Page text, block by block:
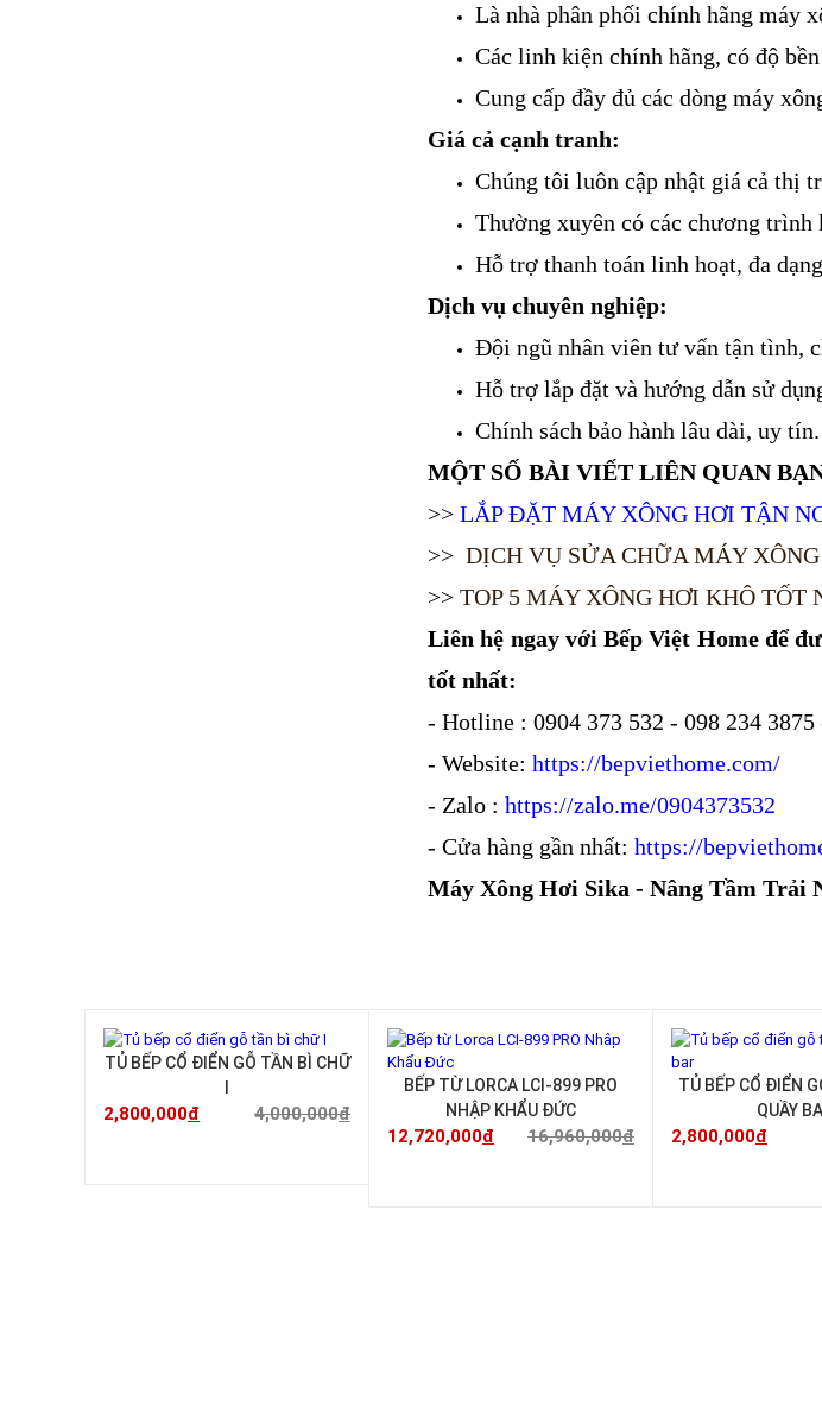
Là nhà phân phối chính hãng máy
Các linh kiện chính hãng, có độ
Cung cấp đầy đủ các dòng máy
Giá cả cạnh tranh:
Chúng tôi luôn cập nhật giá cả thị
Thường xuyên có các chương trình
Hỗ trợ thanh toán linh hoạt, đa
Dịch vụ chuyên nghiệp:
Đội ngũ nhân viên tư vấn tận tình,
Hỗ trợ lắp đặt và hướng dẫn sử
Chính sách bảo hành lâu dài, uy tín.
MỘT SỐ BÀI VIẾT LIÊN QUAN
>> LẮP ĐẶT MÁY XÔNG HƠI TẬN
>> DỊCH VỤ SỬA CHỮA MÁY
>> TOP 5 MÁY XÔNG HƠI KHÔ TỐT
Liên hệ ngay với Bếp Việt Home để
tốt nhất:
- Hotline : 0904 373 532 - 098 234 3875
- Website: https://bepviethome.com/
- Zalo : https://zalo.me/0904373532
- Cửa hàng gần nhất: https://
Máy Xông Hơi Sika - Nâng Tầm Trải
-30%
TỦ BẾP CỔ ĐIỂN GỖ TẦN BÌ CHỮ
2,800,000đ 4,000,000đ
-25%
BẾP TỪ LORCA LCI-899 PRO
NHẬP KHẨU ĐỨC
12,720,000đ 16,960,000đ
TỦ BẾP CỔ ĐIỂN
QUẦY
2,800,000đ